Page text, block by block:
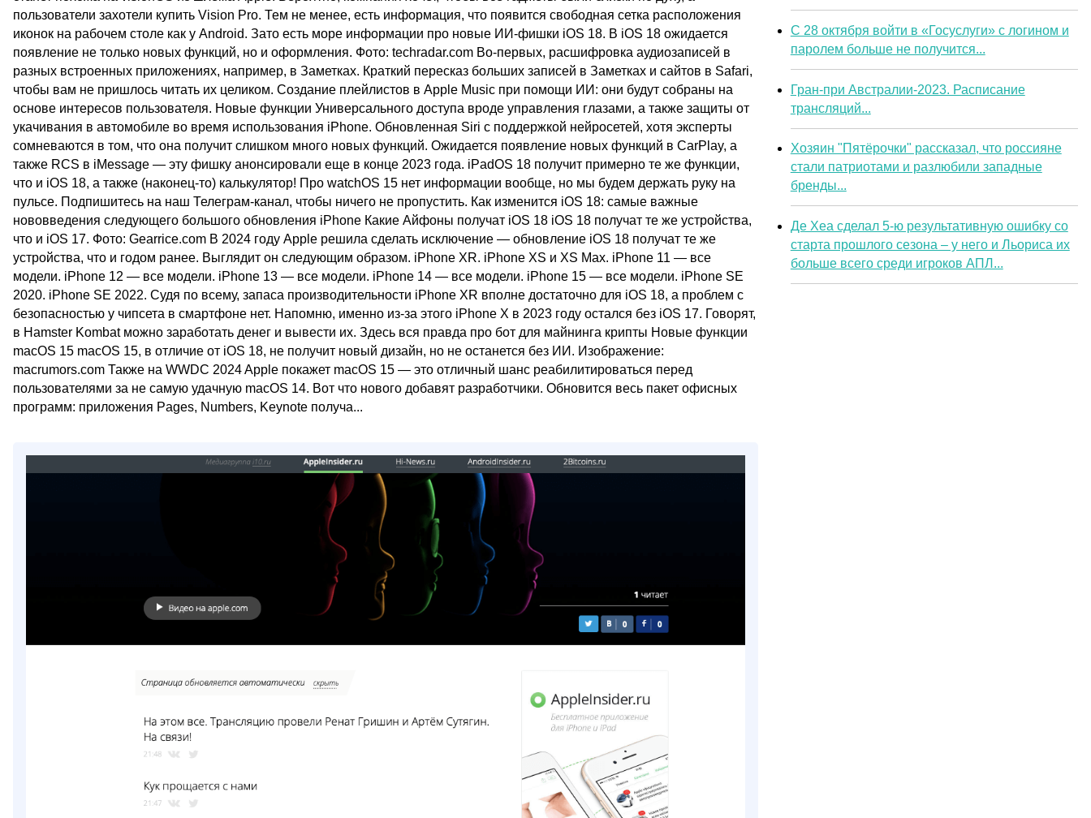
пользователи захотели купить Vision Pro. Тем не менее, есть информация, что появится свободная сетка расположения
иконок на рабочем столе как у Android. Зато есть море информации про новые ИИ-фишки iOS 18. В iOS 18 ожидается
появление не только новых функций, но и оформления. Фото: techradar.com Во-первых, расшифровка аудиозаписей в
разных встроенных приложениях, например, в Заметках. Краткий пересказ больших записей в Заметках и сайтов в Safari,
чтобы вам не пришлось читать их целиком. Создание плейлистов в Apple Music при помощи ИИ: они будут собраны на
основе интересов пользователя. Новые функции Универсального доступа вроде управления глазами, а также защиты от
укачивания в автомобиле во время использования iPhone. Обновленная Siri с поддержкой нейросетей, хотя эксперты
сомневаются в том, что она получит слишком много новых функций. Ожидается появление новых функций в CarPlay, а
также RCS в iMessage — эту фишку анонсировали еще в конце 2023 года. iPadOS 18 получит примерно те же функции,
что и iOS 18, а также (наконец-то) калькулятор! Про watchOS 15 нет информации вообще, но мы будем держать руку на
пульсе. Подпишитесь на наш Телеграм-канал, чтобы ничего не пропустить. Как изменится iOS 18: самые важные
нововведения следующего большого обновления iPhone Какие Айфоны получат iOS 18 iOS 18 получат те же устройства,
что и iOS 17. Фото: Gearrice.com В 2024 году Apple решила сделать исключение — обновление iOS 18 получат те же
устройства, что и годом ранее. Выглядит он следующим образом. iPhone XR. iPhone XS и XS Max. iPhone 11 — все
модели. iPhone 12 — все модели. iPhone 13 — все модели. iPhone 14 — все модели. iPhone 15 — все модели. iPhone SE
2020. iPhone SE 2022. Судя по всему, запаса производительности iPhone XR вполне достаточно для iOS 18, а проблем с
безопасностью у чипсета в смартфоне нет. Напомню, именно из-за этого iPhone X в 2023 году остался без iOS 17. Говорят,
в Hamster Kombat можно заработать денег и вывести их. Здесь вся правда про бот для майнинга крипты Новые функции
macOS 15 macOS 15, в отличие от iOS 18, не получит новый дизайн, но не останется без ИИ. Изображение:
macrumors.com Также на WWDC 2024 Apple покажет macOS 15 — это отличный шанс реабилитироваться перед
пользователями за не самую удачную macOS 14. Вот что нового добавят разработчики. Обновится весь пакет офисных
программ: приложения Pages, Numbers, Keynote получа...
С 28 октября войти в «Госуслуги» с логином и
паролем больше не получится...
Гран-при Австралии-2023. Расписание
трансляций...
Хозяин "Пятёрочки" рассказал, что россияне
стали патриотами и разлюбили западные
бренды...
Де Хеа сделал 5-ю результативную ошибку со
старта прошлого сезона – у него и Льориса их
больше всего среди игроков АПЛ...